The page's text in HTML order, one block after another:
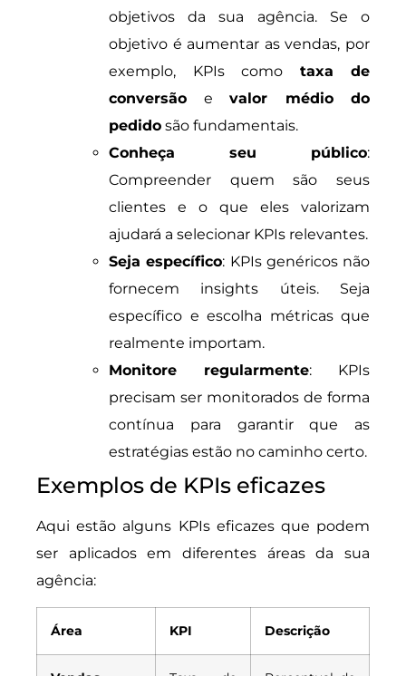
objetivos da sua agência. Se o
objetivo é aumentar as vendas, por
exemplo, KPIs como taxa de
conversão e valor médio do
pedido são fundamentais.
Conheça seu público:
Compreender quem são seus
clientes e o que eles valorizam
ajudará a selecionar KPIs relevantes.
Seja específico: KPIs genéricos não
fornecem insights úteis. Seja
específico e escolha métricas que
realmente importam.
Monitore regularmente: KPIs
precisam ser monitorados de forma
contínua para garantir que as
estratégias estão no caminho certo.
Exemplos de KPIs eficazes
Aqui estão alguns KPIs eficazes que podem
ser aplicados em diferentes áreas da sua
agência:
Área KPI Descrição